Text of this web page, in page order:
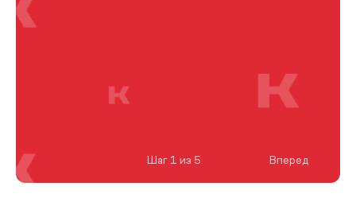
Шаг 1 из 5 Вперед